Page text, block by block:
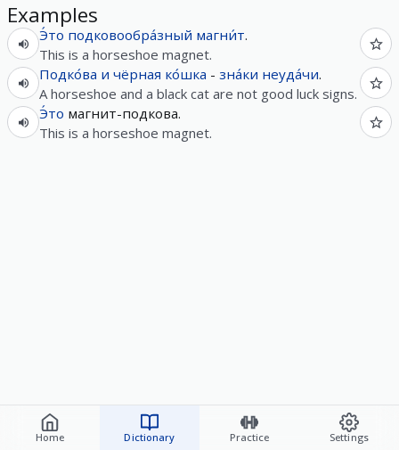
Home Dictionary Practice Settings
Examples
Э́то подковообра́зный магни́т.
This is a horseshoe magnet.
Подко́ва и чёрная ко́шка - зна́ки неуда́чи.
A horseshoe and a black cat are not good luck signs.
Э́то магнит-подкова.
This is a horseshoe magnet.